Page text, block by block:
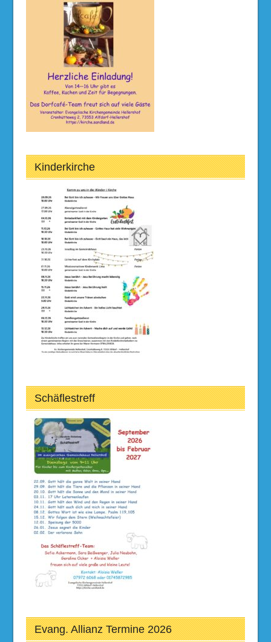
Kinderkirche
Schäflestreff
Evang. Allianz Termine 2026